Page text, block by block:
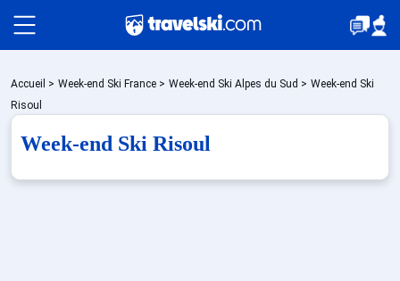
Packages
Stations
Accueil > Week-end Ski France > Week-end Ski Alpes du Sud > Week-end Ski
Risoul
Week-end Ski Risoul